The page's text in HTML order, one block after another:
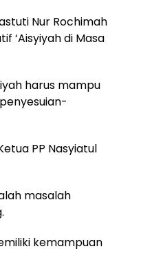
Nur Rochimah
‘Aisyiyah di Masa
harus mampu
PP Nasyiatul
masalah
kemampuan